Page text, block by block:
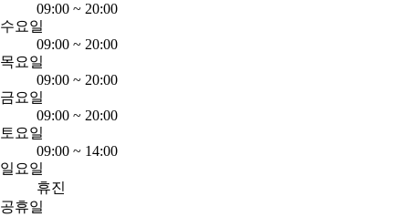
09:00 ~ 20:00
수요일
09:00 ~ 20:00
목요일
09:00 ~ 20:00
금요일
09:00 ~ 20:00
토요일
09:00 ~ 14:00
일요일
휴진
공휴일